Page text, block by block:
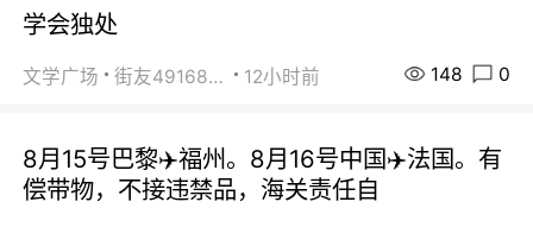
学会独处
文学广场 街友49168527 12小时前 148 0
8月15号巴黎✈️福州。8月16号中国✈️法国。有
偿带物，不接违禁品，海关责任自